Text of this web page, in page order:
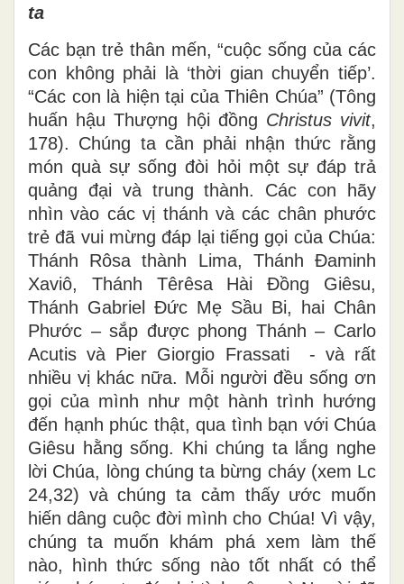
ta
Các bạn trẻ thân mến, “cuộc sống của các
con không phải là ‘thời gian chuyển tiếp’.
“Các con là hiện tại của Thiên Chúa” (Tông
huấn hậu Thượng hội đồng Christus vivit,
178). Chúng ta cần phải nhận thức rằng
món quà sự sống đòi hỏi một sự đáp trả
quảng đại và trung thành. Các con hãy
nhìn vào các vị thánh và các chân phước
trẻ đã vui mừng đáp lại tiếng gọi của Chúa:
Thánh Rôsa thành Lima, Thánh Đaminh
Xaviô, Thánh Têrêsa Hài Đồng Giêsu,
Thánh Gabriel Đức Mẹ Sầu Bi, hai Chân
Phước – sắp được phong Thánh – Carlo
Acutis và Pier Giorgio Frassati - và rất
nhiều vị khác nữa. Mỗi người đều sống ơn
gọi của mình như một hành trình hướng
đến hạnh phúc thật, qua tình bạn với Chúa
Giêsu hằng sống. Khi chúng ta lắng nghe
lời Chúa, lòng chúng ta bừng cháy (xem Lc
24,32) và chúng ta cảm thấy ước muốn
hiến dâng cuộc đời mình cho Chúa! Vì vậy,
chúng ta muốn khám phá xem làm thế
nào, hình thức sống nào tốt nhất có thể